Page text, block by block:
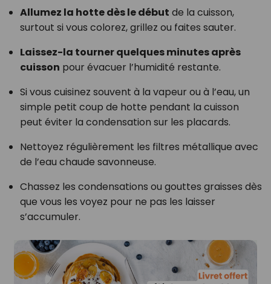
Allumez la hotte dès le début de la cuisson,
surtout si vous colorez, grillez ou faites sauter.
Laissez-la tourner quelques minutes après
cuisson pour évacuer l’humidité restante.
Si vous cuisinez souvent à la vapeur ou à l’eau, un
simple petit coup de hotte pendant la cuisson
peut éviter la condensation sur les placards.
Nettoyez régulièrement les filtres métallique avec
de l’eau chaude savonneuse.
Chassez les condensations ou gouttes graisses dès
que vous les voyez pour ne pas les laisser
s’accumuler.